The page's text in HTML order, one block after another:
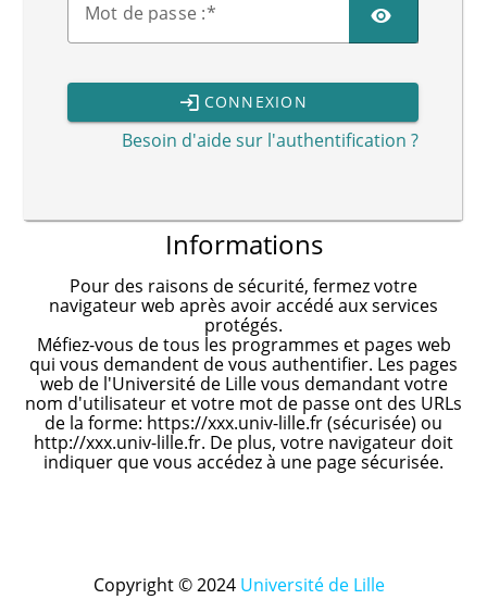
Mot de passe :
CONNEXION
Besoin d'aide sur l'authentification ?
Informations
Pour des raisons de sécurité, fermez votre
navigateur web après avoir accédé aux services
protégés.
Méfiez-vous de tous les programmes et pages web
qui vous demandent de vous authentifier. Les pages
web de l'Université de Lille vous demandant votre
nom d'utilisateur et votre mot de passe ont des URLs
de la forme: https://xxx.univ-lille.fr (sécurisée) ou
http://xxx.univ-lille.fr. De plus, votre navigateur doit
indiquer que vous accédez à une page sécurisée.
Copyright © 2024 Université de Lille